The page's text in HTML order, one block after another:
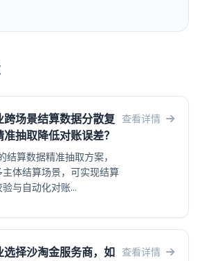
场景结算数据分散复
抽取降低对账误差？
结算数据精准抽取方案，
体结算场景，可实现结算
与自动化对账...
查看详情
择沙淘金服务商，如
查看详情